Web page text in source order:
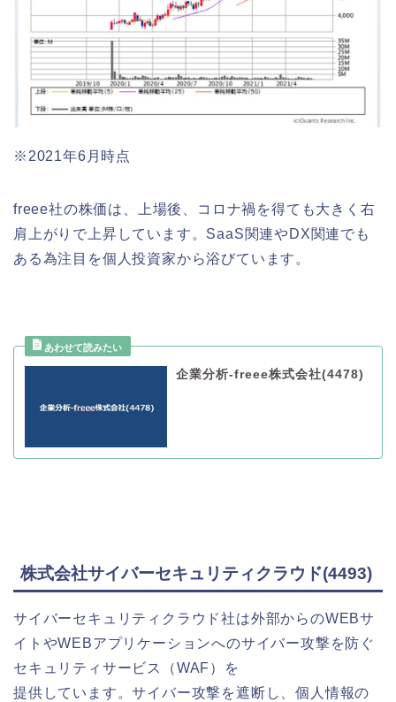
※2021年6月時点
freee社の株価は、上場後、コロナ禍を得ても大きく右
肩上がりで上昇しています。SaaS関連やDX関連でも
ある為注目を個人投資家から浴びています。
企業分析-freee株式会社(4478)
株式会社サイバーセキュリティクラウド(4493)
サイバーセキュリティクラウド社は外部からのWEBサ
イトやWEBアプリケーションへのサイバー攻撃を防ぐ
セキュリティサービス（WAF）を
提供しています。サイバー攻撃を遮断し、個人情報の